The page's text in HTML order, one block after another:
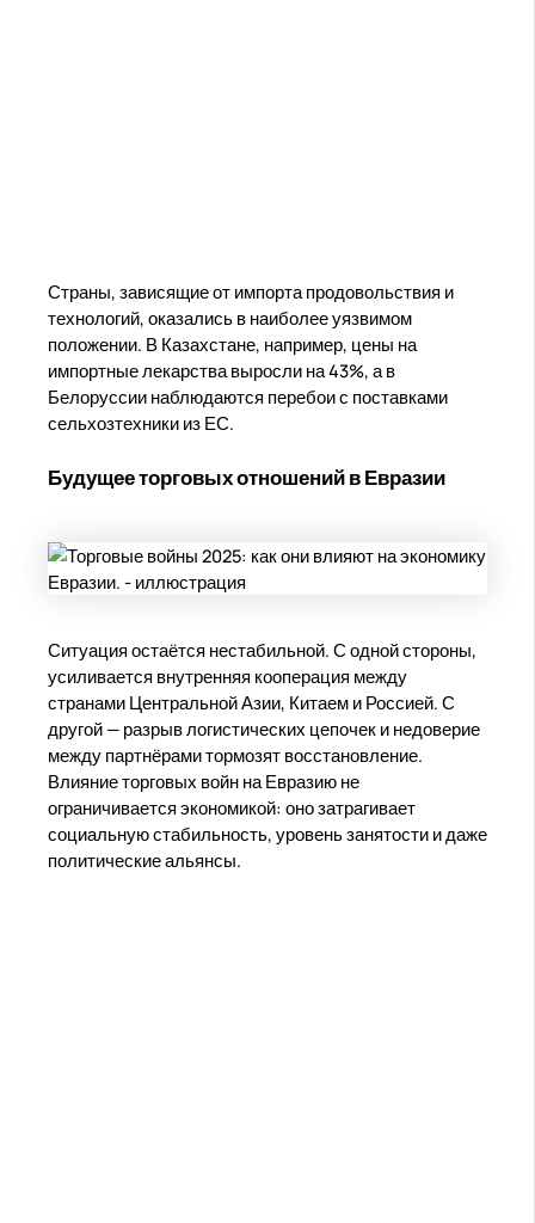
Страны, зависящие от импорта продовольствия и
технологий, оказались в наиболее уязвимом
положении. В Казахстане, например, цены на
импортные лекарства выросли на 43%, а в
Белоруссии наблюдаются перебои с поставками
сельхозтехники из ЕС.
Будущее торговых отношений в Евразии
Ситуация остаётся нестабильной. С одной стороны,
усиливается внутренняя кооперация между
странами Центральной Азии, Китаем и Россией. С
другой — разрыв логистических цепочек и недоверие
между партнёрами тормозят восстановление.
Влияние торговых войн на Евразию не
ограничивается экономикой: оно затрагивает
социальную стабильность, уровень занятости и даже
политические альянсы.